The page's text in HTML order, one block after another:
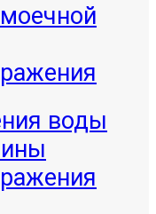
воды